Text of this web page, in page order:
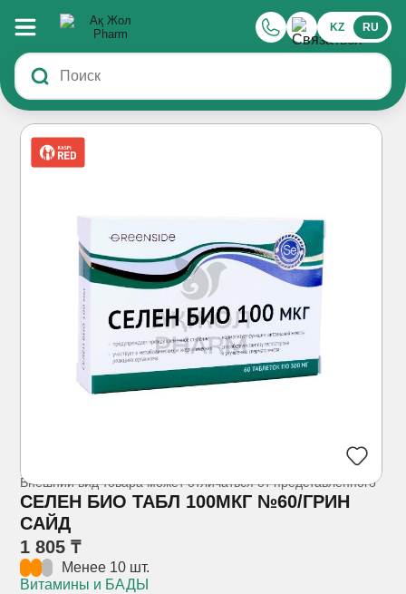
KZ RU
Внешний вид товара может отличаться от представленного
СЕЛЕН БИО ТАБЛ 100МКГ №60/ГРИН
САЙД
1 805 ₸
Менее 10 шт.
Витамины и БАДЫ